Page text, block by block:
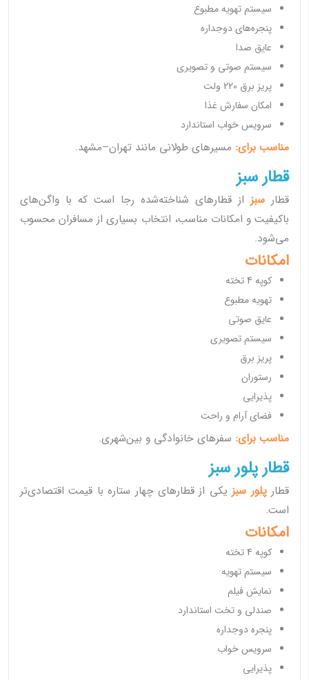
سیستم تهویه مطبوع
پنجره‌های دوجداره
عایق صدا
سیستم صوتی و تصویری
پریز برق 220 ولت
امکان سفارش غذا
سرویس خواب استاندارد
مناسب برای: مسیرهای طولانی مانند تهران–مشهد.
قطار سبز
قطار سبز از قطارهای شناخته‌شده رجا است که با واگن‌های
باکیفیت و امکانات مناسب، انتخاب بسیاری از مسافران محسوب
می‌شود.
امکانات
کوپه 4 تخته
تهویه مطبوع
عایق صوتی
سیستم تصویری
پریز برق
رستوران
پذیرایی
فضای آرام و راحت
مناسب برای: سفرهای خانوادگی و بین‌شهری.
قطار پلور سبز
قطارپلور سبزیکی از قطارهای چهار ستاره با قیمت اقتصادی‌تر
است.
امکانات
کوپه 4 تخته
سیستم تهویه
نمایش فیلم
صندلی و تخت استاندارد
پنجره دوجداره
سرویس خواب
پذیرایی